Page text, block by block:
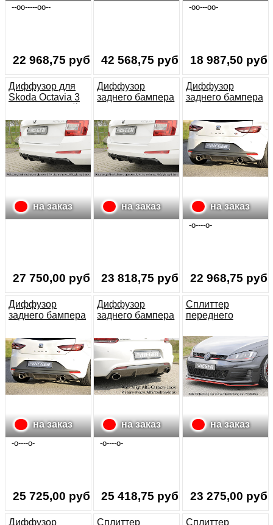
--oo-----oo--
22 968,75 руб. 42 568,75 руб.
-оо---оо-
18 987,50 руб.
Диффузор для
Skoda Octavia 3
глянец
на заказ
27 750,00 руб.
Диффузор
заднего бампера
А7 (5E) Carbon-
look
на заказ
23 818,75 руб.
Диффузор
заднего бампера
FR (черный под
покраску)
на заказ
-o----o-
22 968,75 руб.
Диффузор
заднего бампера
FR (Carbon-look)
на заказ
-o----o-
25 725,00 руб.
Диффузор
заднего бампера
Line
на заказ
-o----o-
25 418,75 руб.
Сплиттер
переднего
7 GTI/GTD
на заказ
23 275,00 руб.
Диффузор Сплиттер Сплиттер